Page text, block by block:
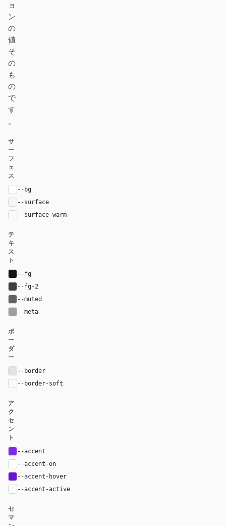
ョ
ン
の
値
そ
の
も
の
で
す
。
サ
ー
フ
ェ
ス
--bg
--surface
--surface-warm
テ
キ
ス
ト
--fg
--fg-2
--muted
--meta
ボ
ー
ダ
ー
--border
--border-soft
ア
ク
セ
ン
ト
--accent
--accent-on
--accent-hover
--accent-active
セ
マ